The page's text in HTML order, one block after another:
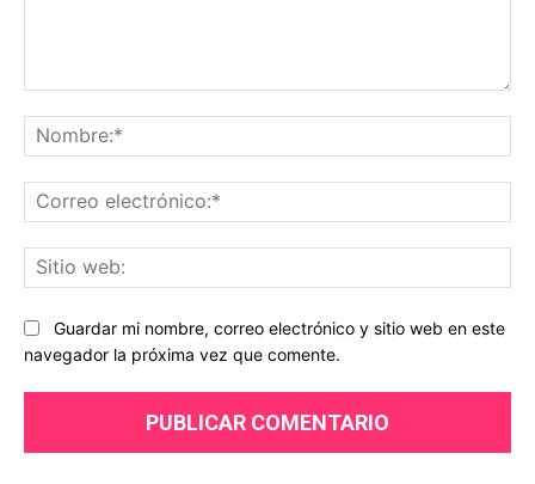
Guardar mi nombre, correo electrónico y sitio web en este
navegador la próxima vez que comente.